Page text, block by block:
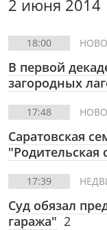
2 июня 2014
18:00
В первой
загородных
17:48
Саратовская
"Родительская
17:39
Суд обязал
гаража" 2